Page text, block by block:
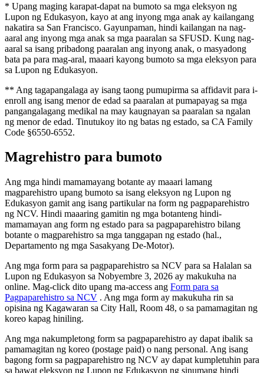
* Upang maging karapat-dapat na bumoto sa mga eleksyon ng
Lupon ng Edukasyon, kayo at ang inyong mga anak ay kailangang
nakatira sa San Francisco. Gayunpaman, hindi kailangan na nag-
aaral ang inyong mga anak sa mga paaralan sa SFUSD. Kung nag-
aaral sa isang pribadong paaralan ang inyong anak, o masyadong
bata pa para mag-aral, maaari kayong bumoto sa mga eleksyon para
sa Lupon ng Edukasyon.
** Ang tagapangalaga ay isang taong pumupirma sa affidavit para i-
enroll ang isang menor de edad sa paaralan at pumapayag sa mga
pangangalagang medikal na may kaugnayan sa paaralan sa ngalan
ng menor de edad. Tinutukoy ito ng batas ng estado, sa CA Family
Code §6550-6552.
Magrehistro para bumoto
Ang mga hindi mamamayang botante ay maaari lamang
magparehistro upang bumoto sa isang eleksyon ng Lupon ng
Edukasyon gamit ang isang partikular na form ng pagpaparehistro
ng NCV. Hindi maaaring gamitin ng mga botanteng hindi-
mamamayan ang form ng estado para sa pagpaparehistro bilang
botante o magparehistro sa mga tanggapan ng estado (hal.,
Departamento ng mga Sasakyang De-Motor).
Ang mga form para sa pagpaparehistro sa NCV para sa Halalan sa
Lupon ng Edukasyon sa Nobyembre 3, 2026 ay makukuha na
online. Mag-click dito upang ma-access ang Form para sa
Pagpaparehistro sa NCV . Ang mga form ay makukuha rin sa
opisina ng Kagawaran sa City Hall, Room 48, o sa pamamagitan ng
koreo kapag hiniling.
Ang mga nakumpletong form sa pagpaparehistro ay dapat ibalik sa
pamamagitan ng koreo (postage paid) o nang personal. Ang isang
bagong form sa pagpaparehistro ng NCV ay dapat kumpletuhin para
sa bawat eleksyon ng Lupon ng Edukasyon ng sinumang hindi